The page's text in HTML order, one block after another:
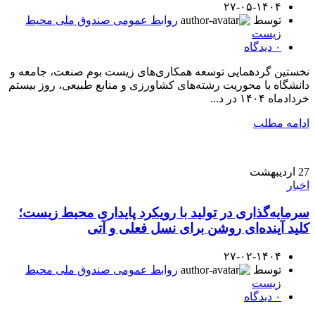
۲۷-۰۵-۱۴۰۴
توسط
روابط عمومی صندوق ملی محیط
زیست
۰ دیدگاه
نخستین گردهمایی توسعه همکاری‌های زیست‌ بوم صنعت، جامعه و
دانشگاه با محوریت رشته‌های کشاورزی و منابع طبیعی، روز بیستم
خردادماه ۱۴۰۴ در د...
ادامه مطلب
27 اردیبهشت
اخبار
سرمایه‌گذاری در تولید با رویکرد پایداری محیط زیست؛
کلید آینده‌ای روشن برای نسل فعلی و آتی
۲۷-۰۲-۱۴۰۴
توسط
روابط عمومی صندوق ملی محیط
زیست
۰ دیدگاه